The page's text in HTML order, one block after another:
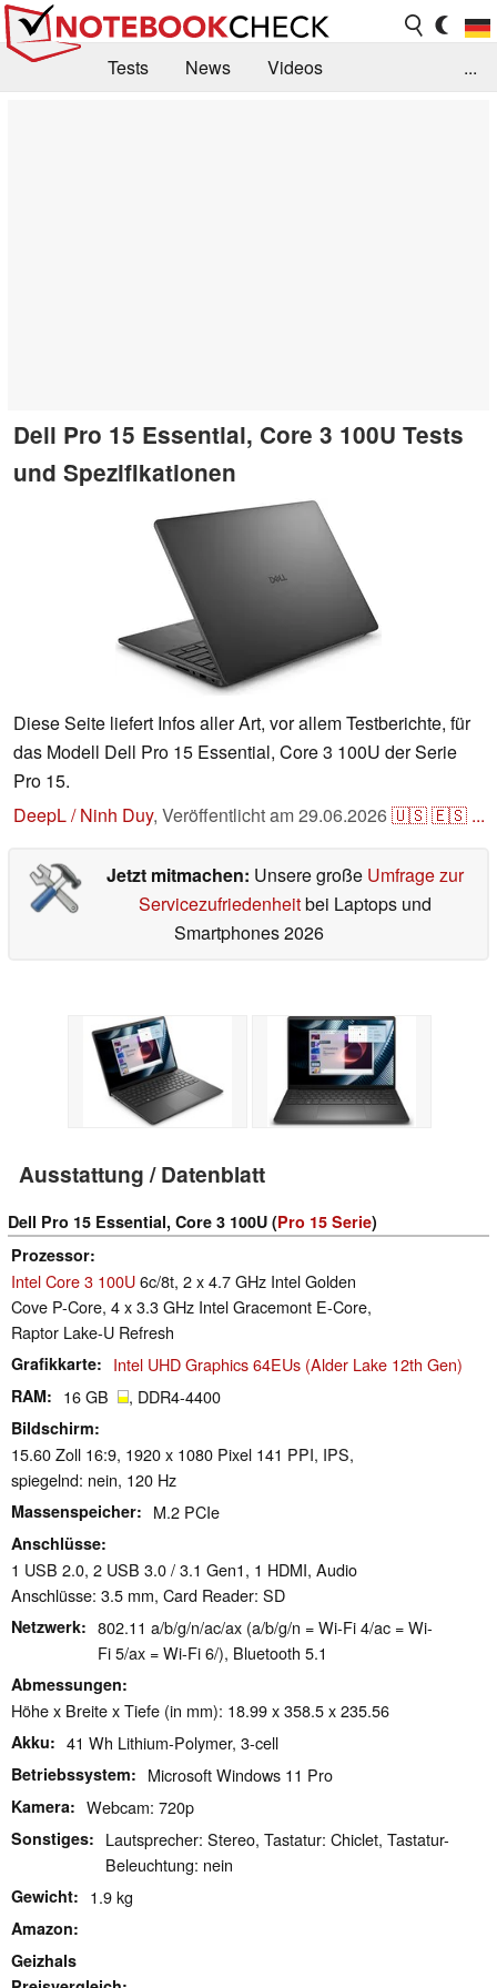
Tests News
Videos
...
Dell Pro 15 Essential, Core 3 100U Tests
und Spezifikationen
Diese Seite liefert Infos aller Art, vor allem Testberichte, für
das Modell Dell Pro 15 Essential, Core 3 100U der Serie
Pro 15.
DeepL / Ninh Duy, Veröffentlicht am29.06.2026🇺🇸🇪🇸 ...
Jetzt mitmachen: Unsere große Umfrage zur
Servicezufriedenheitbei Laptops und
Smartphones 2026
Ausstattung / Datenblatt
Dell Pro 15 Essential, Core 3 100U (Pro 15 Serie)
Prozessor
Intel Core 3 100U6c/8t, 2 x 4.7 GHz Intel Golden
Cove P-Core, 4 x 3.3 GHz Intel Gracemont E-Core,
Raptor Lake-U Refresh
Grafikkarte Intel UHD Graphics 64EUs (Alder Lake 12th Gen)
RAM 16 GB , DDR4-4400
Bildschirm
15.60 Zoll 16:9, 1920 x 1080 Pixel 141 PPI, IPS,
spiegelnd: nein, 120 Hz
Massenspeicher M.2 PCIe
Anschlüsse
1 USB 2.0, 2 USB 3.0 / 3.1 Gen1, 1 HDMI, Audio
Anschlüsse: 3.5 mm, Card Reader: SD
Netzwerk
802.11 a/b/g/n/ac/ax (a/b/g/n = Wi-Fi 4/ac = Wi-
Fi 5/ax = Wi-Fi 6/), Bluetooth 5.1
Abmessungen
Höhe x Breite x Tiefe (in mm): 18.99 x 358.5 x 235.56
Akku 41 Wh Lithium-Polymer, 3-cell
Betriebssystem Microsoft Windows 11 Pro
Kamera Webcam: 720p
Sonstiges
Lautsprecher: Stereo, Tastatur: Chiclet, Tastatur-
Beleuchtung: nein
Gewicht 1.9 kg
Amazon
Geizhals